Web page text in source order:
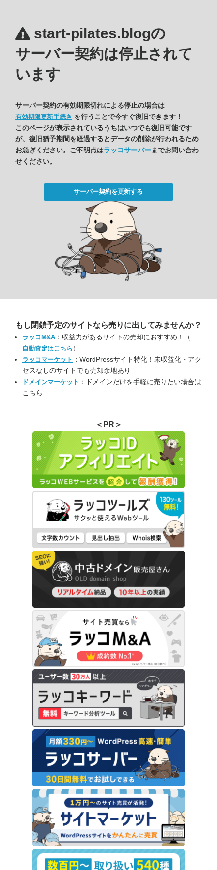
start-pilates.blogの
サーバー契約は停止されて
います
サーバー契約の有効期限切れによる停止の場合は
有効期限更新手続き を行うことで今すぐ復旧できます！
このページが表示されているうちはいつでも復旧可能です
が、復旧猶予期間を経過するとデータの削除が行われるため
お急ぎください。ご不明点はラッコサーバーまでお問い合わ
せください。
サーバー契約を更新する
もし閉鎖予定のサイトなら売りに出してみませんか？
ラッコM&A ：収益力があるサイトの売却におすすめ！（
自動査定はこちら ）
ラッコマーケット ：WordPressサイト特化！未収益化・アク
セスなしのサイトでも売却余地あり
ドメインマーケット ：ドメインだけを手軽に売りたい場合は
こちら！
＜PR＞